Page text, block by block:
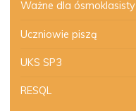
Ważne dla ósmoklasisty
Uczniowie piszą
UKS SP3
RESQL